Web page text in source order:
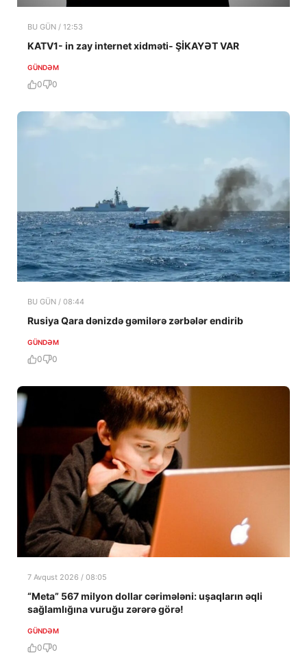
BU GÜN / 12:53
KATV1- in zay internet xidməti- ŞİKAYƏT VAR
GÜNDƏM
0 0
BU GÜN / 08:44
Rusiya Qara dənizdə gəmilərə zərbələr endirib
GÜNDƏM
0 0
7 Avqust 2026 / 08:05
“Meta” 567 milyon dollar cərimələni: uşaqların əqli
sağlamlığına vuruğu zərərə görə!
GÜNDƏM
0 0